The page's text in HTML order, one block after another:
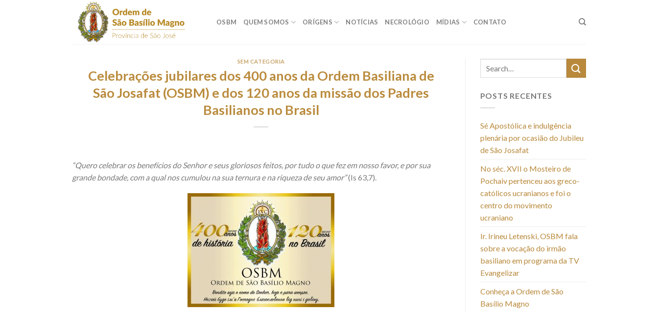
OSBM QUEM SOMOS ORÍGENS NOTÍCIAS NECROLÓGIO MÍDIAS CONTATO
SEM CATEGORIA
Celebrações jubilares dos 400 anos da Ordem Basiliana de
São Josafat (OSBM) e dos 120 anos da missão dos Padres
Basilianos no Brasil
“Quero celebrar os benefícios do Senhor e seus gloriosos feitos, por tudo o que fez em nosso favor, e por sua
grande bondade, com a qual nos cumulou na sua ternura e na riqueza de seu amor”(Is 63,7).
POSTS RECENTES
Sé Apostólica e indulgência
plenária por ocasião do Jubileu
de São Josafat
No séc. XVII o Mosteiro de
Pochaiv pertenceu aos greco-
católicos ucranianos e foi o
centro do movimento
ucraniano
Ir. Irineu Letenski, OSBM fala
sobre a vocação do irmão
basiliano em programa da TV
Evangelizar
Conheça a Ordem de São
Basílio Magno